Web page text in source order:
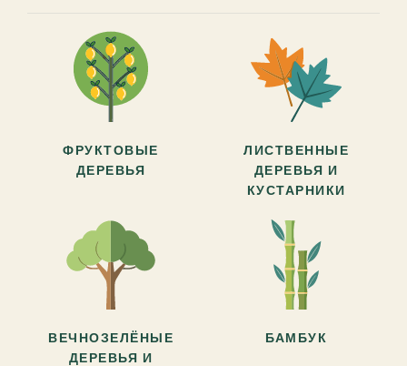
ФРУКТОВЫЕ
ДЕРЕВЬЯ
ЛИСТВЕННЫЕ
ДЕРЕВЬЯ И
КУСТАРНИКИ
ВЕЧНОЗЕЛЁНЫЕ
ДЕРЕВЬЯ И
БАМБУК